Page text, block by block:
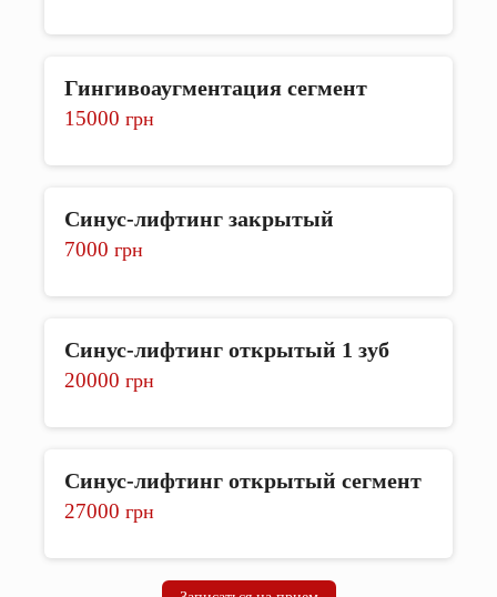
Гингивоаугментация сегмент
15000 грн
Синус-лифтинг закрытый
7000 грн
Синус-лифтинг открытый 1 зуб
20000 грн
Синус-лифтинг открытый сегмент
27000 грн